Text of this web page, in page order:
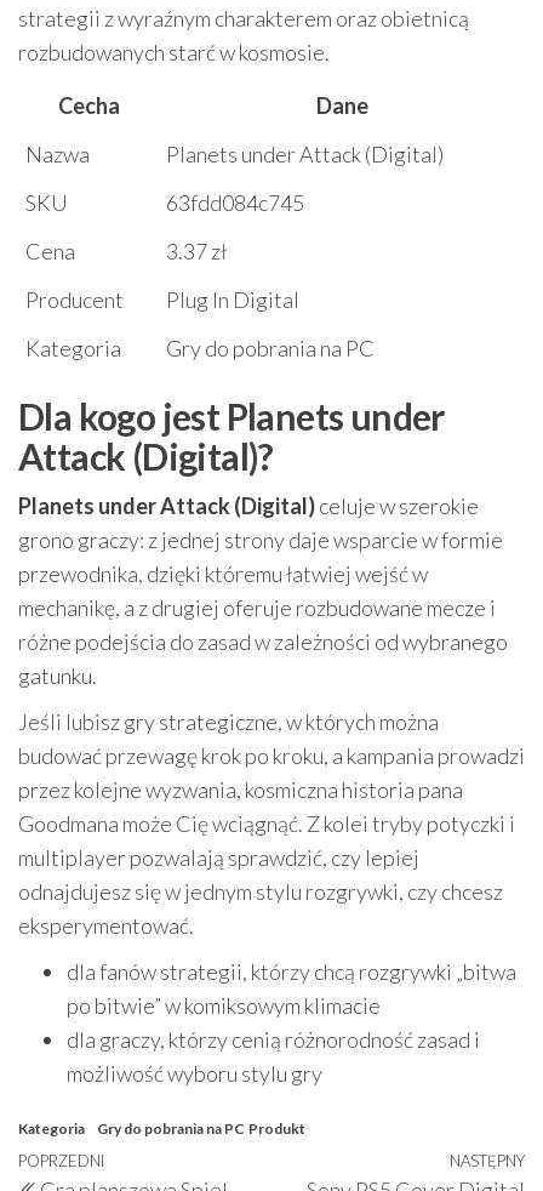
strategii z wyraźnym charakterem oraz obietnicą
rozbudowanych starć w kosmosie.
Cecha
Dane
Nazwa
Planets under Attack (Digital)
SKU
63fdd084c745
Cena
3.37 zł
Producent
Plug In Digital
Kategoria
Gry do pobrania na PC
Dla kogo jest Planets under
Attack (Digital)?
Planets under Attack (Digital)celuje w szerokie
grono graczy: z jednej strony daje wsparcie w formie
przewodnika, dzięki któremu łatwiej wejść w
mechanikę, a z drugiej oferuje rozbudowane mecze i
różne podejścia do zasad w zależności od wybranego
gatunku.
Jeśli lubisz gry strategiczne, w których można
budować przewagę krok po kroku, a kampania prowadzi
przez kolejne wyzwania, kosmiczna historia pana
Goodmana może Cię wciągnąć. Z kolei tryby potyczki i
multiplayer pozwalają sprawdzić, czy lepiej
odnajdujesz się w jednym stylu rozgrywki, czy chcesz
eksperymentować.
dla fanów strategii, którzy chcą rozgrywki „bitwa
po bitwie” w komiksowym klimacie
dla graczy, którzy cenią różnorodność zasad i
możliwość wyboru stylu gry
Kategoria Gry do pobrania na PC Produkt
Nawigacja
Poprzedni
POPRZEDNI NASTĘPNY